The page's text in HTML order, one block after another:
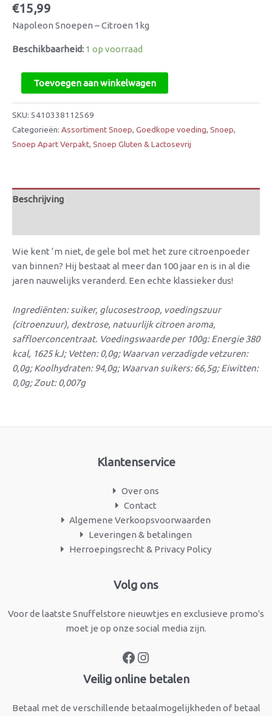
€15,99
Napoleon Snoepen – Citroen 1kg
Beschikbaarheid: 1 op voorraad
Toevoegen aan winkelwagen
SKU: 5410338112569
Categorieën: Assortiment Snoep, Goedkope voeding, Snoep,
Snoep Apart Verpakt, Snoep Gluten & Lactosevrij
Beschrijving
Wie kent ‘m niet, de gele bol met het zure citroenpoeder
van binnen? Hij bestaat al meer dan 100 jaar en is in al die
jaren nauwelijks veranderd. Een echte klassieker dus!
Ingrediënten: suiker, glucosestroop, voedingszuur
(citroenzuur), dextrose, natuurlijk citroen aroma,
saffloerconcentraat. Voedingswaarde per 100g: Energie 380
kcal, 1625 kJ; Vetten: 0,0g; Waarvan verzadigde vetzuren:
0,0g; Koolhydraten: 94,0g; Waarvan suikers: 66,5g; Eiwitten:
0,0g; Zout: 0,007g
Klantenservice
Over ons
Contact
Algemene Verkoopsvoorwaarden
Leveringen & betalingen
Herroepingsrecht & Privacy Policy
Volg ons
Voor de laatste Snuffelstore nieuwtjes en exclusieve promo's
moet je op onze social media zijn.
Facebook
Veilig online betalen
Betaal met de verschillende betaalmogelijkheden of betaal